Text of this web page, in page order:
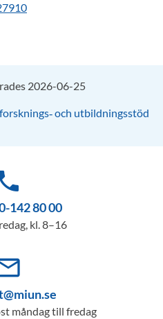
2026-06-25
och utbildningsstöd
142 80 00
kl. 8–16
måndag till fredag